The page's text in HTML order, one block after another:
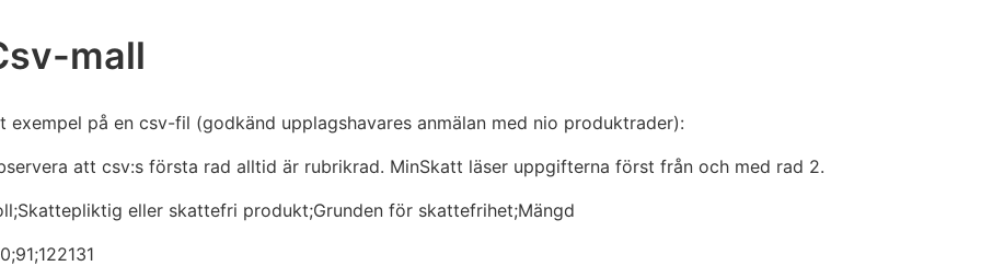
mall
exempel på en csv-fil (godkänd upplagshavares anmälan med nio produktrader):
att csv:s första rad alltid är rubrikrad. MinSkatt läser uppgifterna först från och med rad 2.
eller skattefri produkt;Grunden för skattefrihet;Mängd